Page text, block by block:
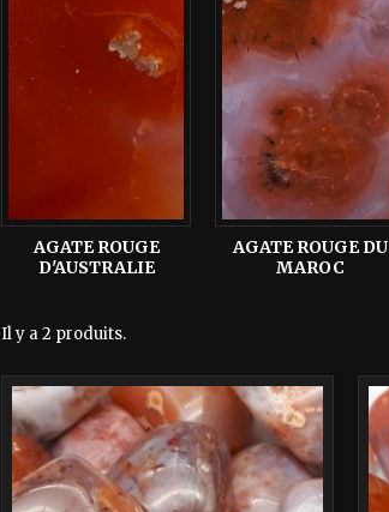
AGATE ROUGE
D'AUSTRALIE
AGATE ROUGE DU
MAROC
Il y a 2 produits.